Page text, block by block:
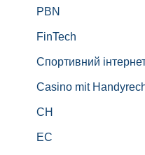
PBN
FinTech
Спортивний
Casino mit
CH
EC